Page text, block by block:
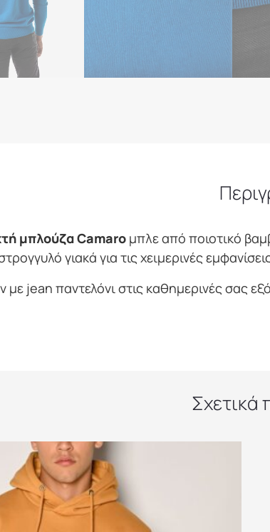
μπλούζα Camaro μπλε από ποιοτικό
γιακά για τις χειμερινές
με jean παντελόνι στις καθημερινές σας
Σχετικά